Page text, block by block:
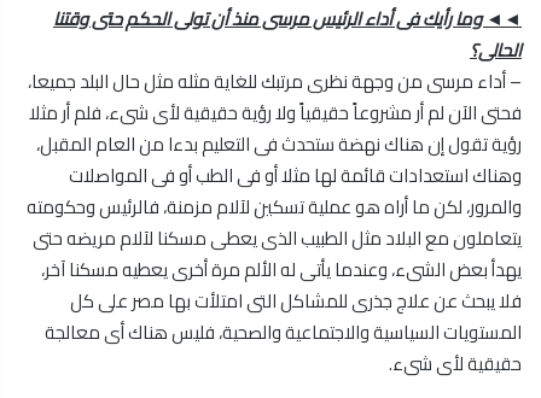
◄◄ وما رأيك فى أداء الرئيس مرسى منذ أن تولى الحكم حتى وقتنا
الحالى؟
– أداء مرسى من وجهة نظرى مرتبك للغاية مثله مثل حال البلد جميعا،
فحتى الآن لم أر مشروعاً حقيقياً ولا رؤية حقيقية لأى شىء، فلم أر مثلا
رؤية تقول إن هناك نهضة ستحدث فى التعليم بدءا من العام المقبل،
وهناك استعدادات قائمة لها مثلا أو فى الطب أو فى المواصلات
والمرور، لكن ما أراه هو عملية تسكين لآلام مزمنة، فالرئيس وحكومته
يتعاملون مع البلاد مثل الطبيب الذى يعطى مسكنا لآلام مريضه حتى
يهدأ بعض الشىء، وعندما يأتى له الألم مرة أخرى يعطيه مسكنا آخر،
فلا يبحث عن علاج جذرى للمشاكل التى امتلأت بها مصر على كل
المستويات السياسية والاجتماعية والصحية، فليس هناك أى معالجة
حقيقية لأى شىء.